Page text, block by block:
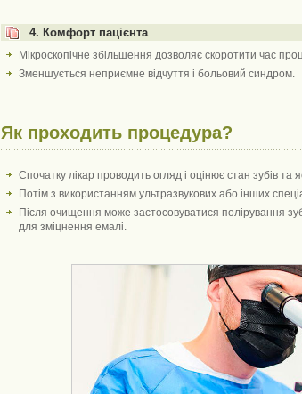
4. Комфорт пацієнта
Мікроскопічне збільшення дозволяє скоротити час
Зменшується неприємне відчуття і больовий синдром.
Як проходить процедура?
Спочатку лікар проводить огляд і оцінює стан зубів та
Потім з використанням ультразвукових або інших
Після очищення може застосовуватися полірування
для зміцнення емалі.